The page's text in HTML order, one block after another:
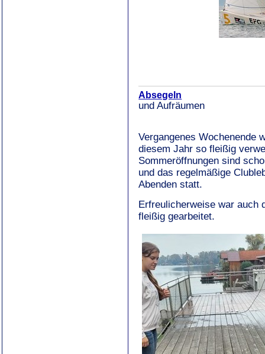
Absegeln
und Aufräumen
Vergangenes Wochenende
diesem Jahr so fleißig
Sommeröffnungen sind
und das regelmäßige
Abenden statt.
Erfreulicherweise war auch
fleißig gearbeitet.